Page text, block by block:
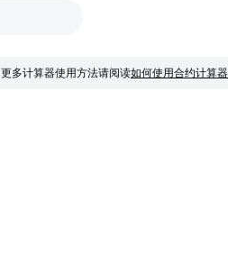
更多计算器使用方法请阅读如何使用合约计算器